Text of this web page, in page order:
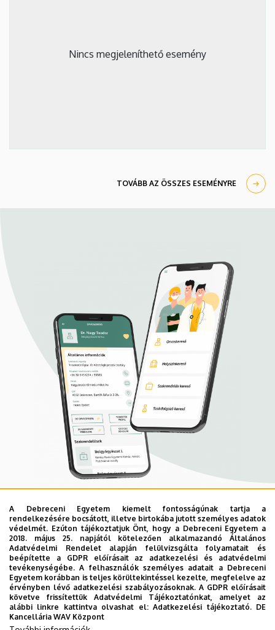
Nincs megjeleníthető esemény
TOVÁBB AZ ÖSSZES ESEMÉNYRE
Mobil App
UD Mediversity app
Az UD Mediversity mobilalkalmazás a Debreceni Egyetem
előremutató fejlesztése, melynek célja, hogy a betegek
és a hozzátartozók egyszerűen, gyorsan
eligazodhassanak a Klinikai Központ szolgáltatásai
között, mert az Ön egészsége a mi prioritásunk. A
A Debreceni Egyetem kiemelt fontosságúnak tartja a
rendelkezésére bocsátott, illetve birtokába jutott személyes adatok
védelmét. Ezúton tájékoztatjuk Önt, hogy a Debreceni Egyetem a
2018. május 25. napjától kötelezően alkalmazandó Általános
Adatvédelmi Rendelet alapján felülvizsgálta folyamatait és
beépítette a GDPR előírásait az adatkezelési és adatvédelmi
tevékenységébe. A felhasználók személyes adatait a Debreceni
Egyetem korábban is teljes körültekintéssel kezelte, megfelelve az
érvényben lévő adatkezelési szabályozásoknak. A GDPR előírásait
követve frissítettük Adatvédelmi Tájékoztatónkat, amelyet az
alábbi linkre kattintva olvashat el:Adatkezelési tájékoztató. DE
Kancellária WAV Központ